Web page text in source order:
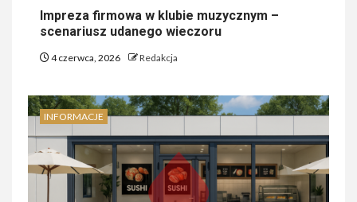
Impreza firmowa w klubie muzycznym –
scenariusz udanego wieczoru
4 czerwca, 2026 Redakcja
INFORMACJE